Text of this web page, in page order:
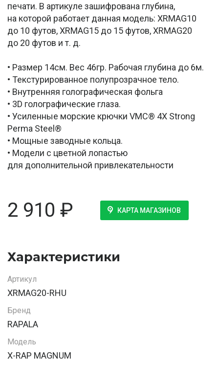
печати. В артикуле зашифрована глубина,
на которой работает данная модель: XRMAG10
до 10 футов, XRMAG15 до 15 футов, XRMAG20
до 20 футов и т. д.
• Размер 14см. Вес 46гр. Рабочая глубина до 6м.
• Текстурированное полупрозрачное тело.
• Внутренняя голографическая фольга
• 3D голографические глаза.
• Усиленные морские крючки VMC® 4X Strong
Perma Steel®
• Мощные заводные кольца.
• Модели с цветной лопастью
для дополнительной привлекательности
2 910 ₽ КАРТА МАГАЗИНОВ
Характеристики
Артикул
XRMAG20-RHU
Бренд
RAPALA
Модель
X-RAP MAGNUM